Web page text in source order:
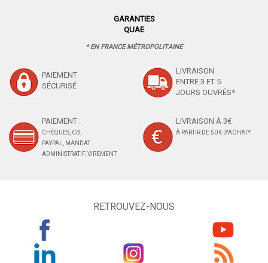
GARANTIES
QUAE
* EN FRANCE MÉTROPOLITAINE
PAIEMENT
SÉCURISÉ
LIVRAISON
ENTRE 3 ET 5
JOURS OUVRÉS*
PAIEMENT :
CHÈQUES, CB,
PAYPAL, MANDAT
ADMINISTRATIF, VIREMENT
LIVRAISON À 3€
À PARTIR DE 50 € D'ACHAT*
RETROUVEZ-NOUS